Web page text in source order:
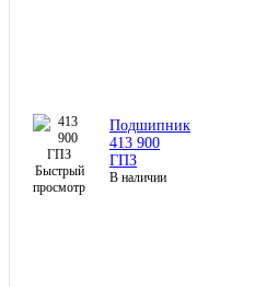
Быстрый
просмотр
Подшипник
413 900
ГПЗ
В наличии